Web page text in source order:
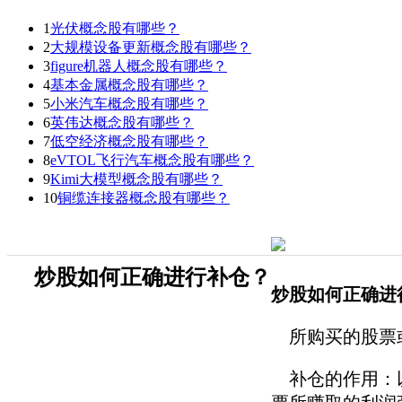
1光伏概念股有哪些？
2大规模设备更新概念股有哪些？
3figure机器人概念股有哪些？
4基本金属概念股有哪些？
5小米汽车概念股有哪些？
6英伟达概念股有哪些？
7低空经济概念股有哪些？
8eVTOL飞行汽车概念股有哪些？
9Kimi大模型概念股有哪些？
10铜缆连接器概念股有哪些？
炒股如何正确进行补仓？
炒股如何正确进
所购买的股票
补仓的作用：